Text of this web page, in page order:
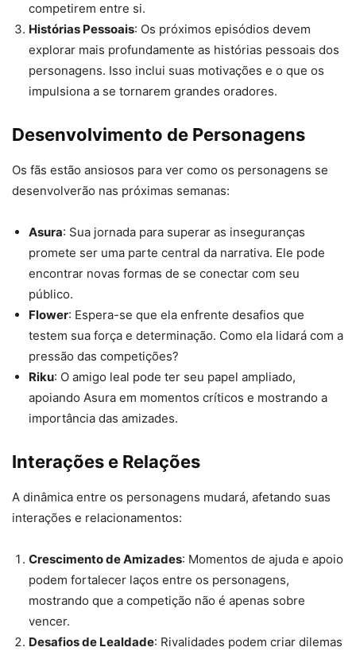
competirem entre si.
Histórias Pessoais: Os próximos episódios devem
explorar mais profundamente as histórias pessoais dos
personagens. Isso inclui suas motivações e o que os
impulsiona a se tornarem grandes oradores.
Desenvolvimento de Personagens
Os fãs estão ansiosos para ver como os personagens se
desenvolverão nas próximas semanas:
Asura: Sua jornada para superar as inseguranças
promete ser uma parte central da narrativa. Ele pode
encontrar novas formas de se conectar com seu
público.
Flower: Espera-se que ela enfrente desafios que
testem sua força e determinação. Como ela lidará com a
pressão das competições?
Riku: O amigo leal pode ter seu papel ampliado,
apoiando Asura em momentos críticos e mostrando a
importância das amizades.
Interações e Relações
A dinâmica entre os personagens mudará, afetando suas
interações e relacionamentos:
Crescimento de Amizades: Momentos de ajuda e apoio
podem fortalecer laços entre os personagens,
mostrando que a competição não é apenas sobre
vencer.
Desafios de Lealdade: Rivalidades podem criar dilemas